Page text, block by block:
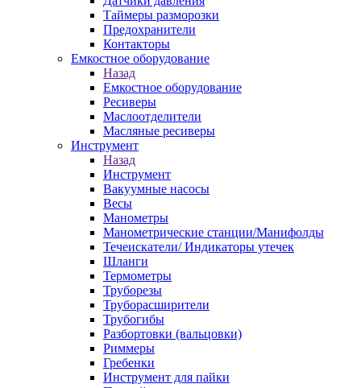
Таймеры разморозки
Предохранители
Контакторы
Емкостное оборудование
Назад
Емкостное оборудование
Ресиверы
Маслоотделители
Масляные ресиверы
Инструмент
Назад
Инструмент
Вакуумные насосы
Весы
Манометры
Манометрические станции/Манифолды
Течеискатели/ Индикаторы утечек
Шланги
Термометры
Труборезы
Труборасширители
Трубогибы
Разбортовки (вальцовки)
Риммеры
Гребенки
Инструмент для пайки